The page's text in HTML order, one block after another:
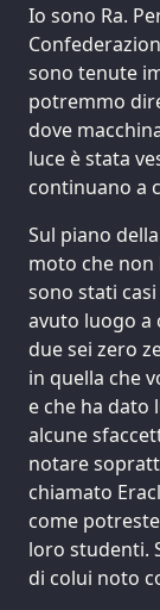
Io sono Ra.
sono tenute
potremmo
dove
luce è stata
continuano a
Sul piano
moto che non
sono stati
avuto luogo a
due sei zero
in quella che
e che ha dato
alcune
notare
chiamato
come
loro studenti.
di colui noto